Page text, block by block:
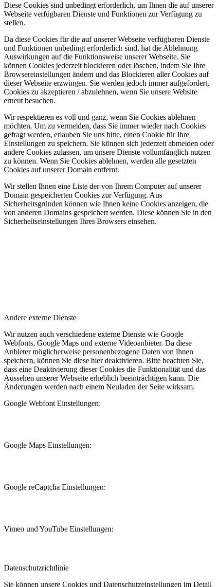
Diese Cookies sind unbedingt erforderlich, um Ihnen die auf unserer
Webseite verfügbaren Dienste und Funktionen zur Verfügung zu
stellen.
Da diese Cookies für die auf unserer Webseite verfügbaren Dienste
und Funktionen unbedingt erforderlich sind, hat die Ablehnung
Auswirkungen auf die Funktionsweise unserer Webseite. Sie
können Cookies jederzeit blockieren oder löschen, indem Sie Ihre
Browsereinstellungen ändern und das Blockieren aller Cookies auf
dieser Webseite erzwingen. Sie werden jedoch immer aufgefordert,
Cookies zu akzeptieren / abzulehnen, wenn Sie unsere Website
erneut besuchen.
Wir respektieren es voll und ganz, wenn Sie Cookies ablehnen
möchten. Um zu vermeiden, dass Sie immer wieder nach Cookies
gefragt werden, erlauben Sie uns bitte, einen Cookie für Ihre
Einstellungen zu speichern. Sie können sich jederzeit abmelden oder
andere Cookies zulassen, um unsere Dienste vollumfänglich nutzen
zu können. Wenn Sie Cookies ablehnen, werden alle gesetzten
Cookies auf unserer Domain entfernt.
Wir stellen Ihnen eine Liste der von Ihrem Computer auf unserer
Domain gespeicherten Cookies zur Verfügung. Aus
Sicherheitsgründen können wie Ihnen keine Cookies anzeigen, die
von anderen Domains gespeichert werden. Diese können Sie in den
Sicherheitseinstellungen Ihres Browsers einsehen.
Andere externe Dienste
Wir nutzen auch verschiedene externe Dienste wie Google
Webfonts, Google Maps und externe Videoanbieter. Da diese
Anbieter möglicherweise personenbezogene Daten von Ihnen
speichern, können Sie diese hier deaktivieren. Bitte beachten Sie,
dass eine Deaktivierung dieser Cookies die Funktionalität und das
Aussehen unserer Webseite erheblich beeinträchtigen kann. Die
Änderungen werden nach einem Neuladen der Seite wirksam.
Google Webfont Einstellungen:
Google Maps Einstellungen:
Google reCaptcha Einstellungen:
Vimeo und YouTube Einstellungen:
Datenschutzrichtlinie
Sie können unsere Cookies und Datenschutzeinstellungen im Detail